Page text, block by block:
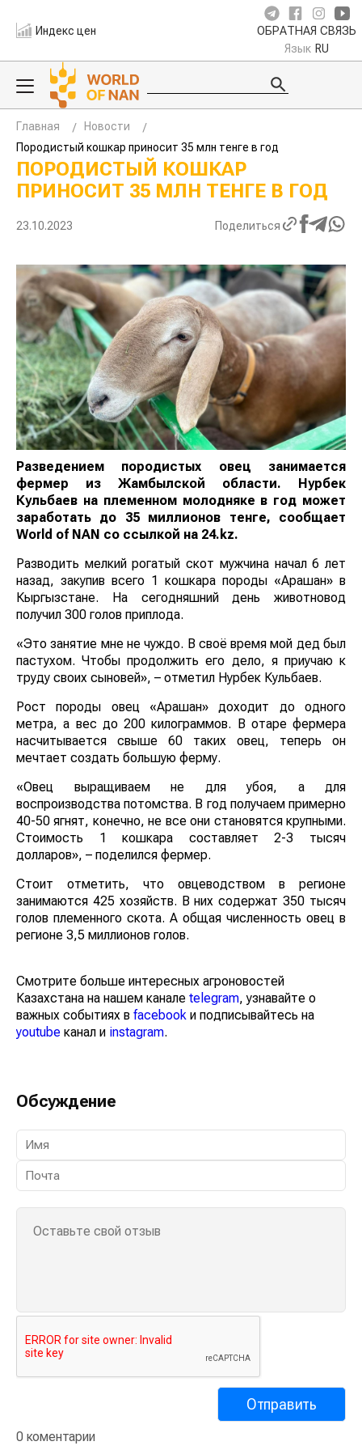
Индекс цен ОБРАТНАЯ СВЯЗЬ
Язык RU
Главная
Новости
Породистый кошкар приносит 35 млн тенге в год
ПОРОДИСТЫЙ КОШКАР
ПРИНОСИТ 35 МЛН ТЕНГЕ В ГОД
23.10.2023 Поделиться
Разведением породистых овец занимается
фермер из Жамбылской области. Нурбек
Кульбаев на племенном молодняке в год может
заработать до 35 миллионов тенге, сообщает
World of NAN со ссылкой на 24.kz.
Разводить мелкий рогатый скот мужчина начал 6 лет
назад, закупив всего 1 кошкара породы «Арашан» в
Кыргызстане. На сегодняшний день животновод
получил 300 голов приплода.
«Это занятие мне не чуждо. В своё время мой дед был
пастухом. Чтобы продолжить его дело, я приучаю к
труду своих сыновей», – отметил Нурбек Кульбаев.
Рост породы овец «Арашан» доходит до одного
метра, а вес до 200 килограммов. В отаре фермера
насчитывается свыше 60 таких овец, теперь он
мечтает создать большую ферму.
«Овец выращиваем не для убоя, а для
воспроизводства потомства. В год получаем примерно
40-50 ягнят, конечно, не все они становятся крупными.
Стоимость 1 кошкара составляет 2-3 тысяч
долларов», – поделился фермер.
Стоит отметить, что овцеводством в регионе
занимаются 425 хозяйств. В них содержат 350 тысяч
голов племенного скота. А общая численность овец в
регионе 3,5 миллионов голов.
Смотрите больше интересных агроновостей
Казахстана на нашем канале telegram, узнавайте о
важных событиях в facebook и подписывайтесь на
youtube канал и instagram.
Обсуждение
0 коментарии